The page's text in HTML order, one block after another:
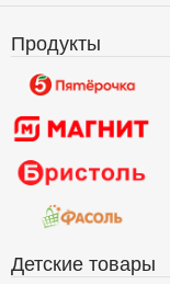
Продукты
Детские товары